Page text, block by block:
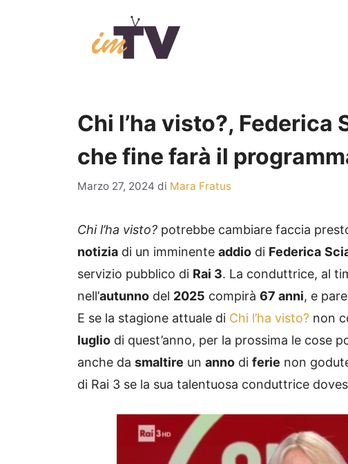
Chi l’ha visto?, Federica
che fine farà il
Marzo 27, 2024 di Mara Fratus
Chi l’ha visto? potrebbe cambiare faccia
notizia di un imminente addio di Federica
servizio pubblico di Rai 3. La conduttrice, al
nell’autunno del 2025 compirà 67 anni, e
E se la stagione attuale di Chi l’ha visto? non
luglio di quest’anno, per la prossima le cose
anche da smaltire un anno di ferie non
di Rai 3 se la sua talentuosa conduttrice